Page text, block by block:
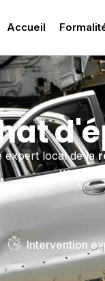
Accueil
expert local de la
vous
Intervention